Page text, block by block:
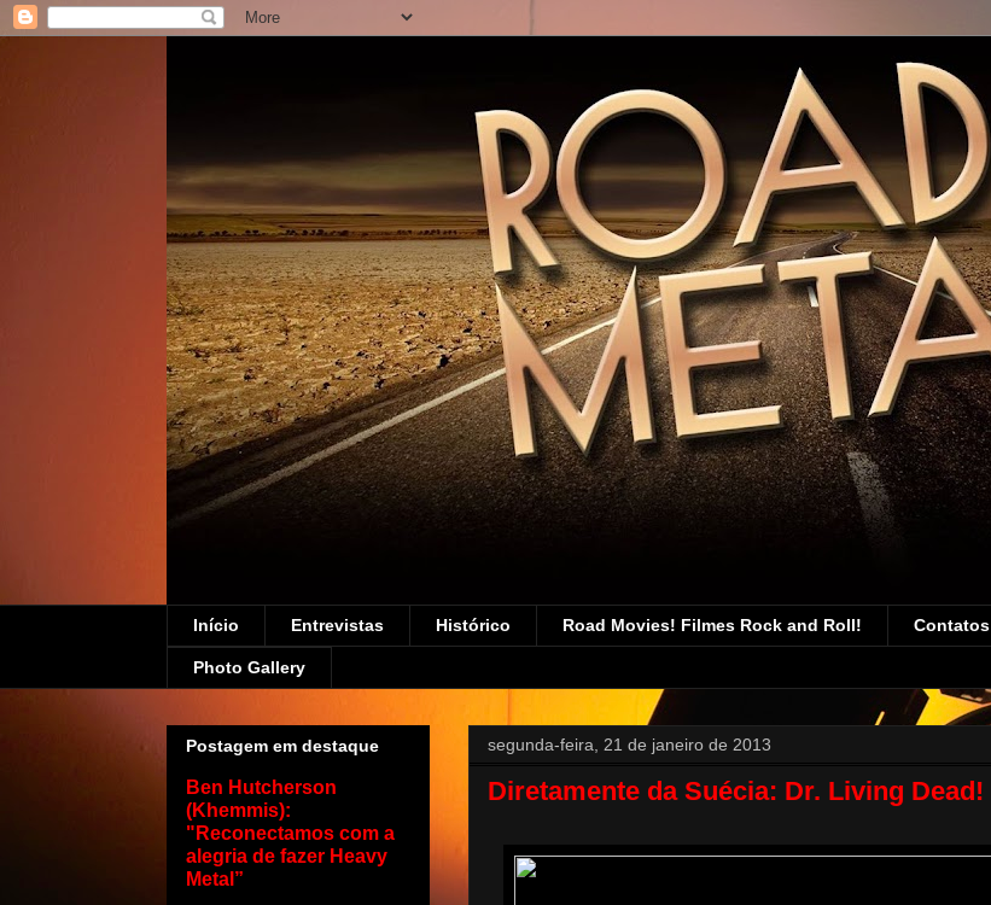
Início Entrevistas Histórico Road Movies! Filmes Rock and Roll! Contatos
Photo Gallery
segunda-feira, 21 de janeiro de 2013
Diretamente da Suécia: Dr. Living Dead!
Postagem em destaque
Ben Hutcherson
(Khemmis):
"Reconectamos com a
alegria de fazer Heavy
Metal”